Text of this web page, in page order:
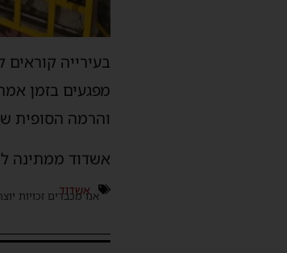
בעירייה קוראים
מפגעים בזמן
והרמה הסופית
אשדוד ממתינה
אשדוד
אנו מכבדים זכויות